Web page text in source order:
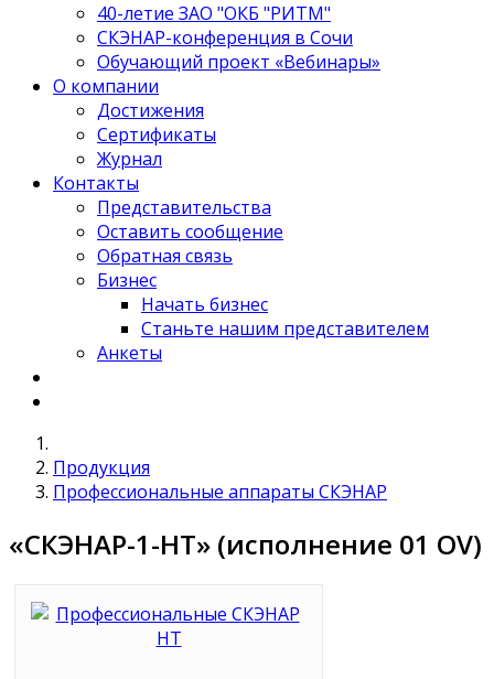
40-летиe ЗАО "ОКБ "РИТМ"
СКЭНАР-конференция в Сочи
Обучающий проект «Вебинары»
О компании
Достижения
Сертификаты
Журнал
Контакты
Представительства
Оставить сообщение
Обратная связь
Бизнес
Начать бизнес
Станьте нашим представителем
Анкеты
Продукция
Профессиональные аппараты СКЭНАР
«СКЭНАР-1-НТ» (исполнение 01 OV)